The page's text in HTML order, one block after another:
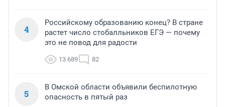
4
Российскому образованию конец? В стране
растет число стобалльников ЕГЭ — почему
это не повод для радости
13 689 82
5
В Омской области объявили беспилотную
опасность в пятый раз